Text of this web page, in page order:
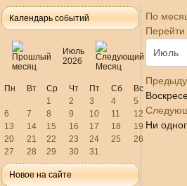
Календарь событий
Июль
2026
Пн Вт Ср Чт Пт Сб
Вс
1
2 3 4
5
6
7 8 9 10 11
12
13
14 15 16 17 18
19
20
21 22 23 24 25
26
27
28 29 30 31
Новое на сайте
По
Ни